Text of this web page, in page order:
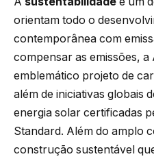
orientam todo o
contemporânea com
compensar as emissões, a
emblemático projeto de
além de iniciativas globais
energia solar certificadas
Standard. Além do amplo
construção sustentável